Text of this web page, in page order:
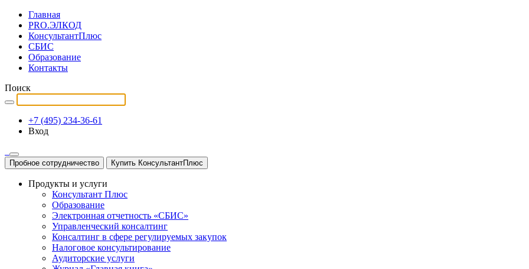
Главная
PRO.ЭЛКОД
КонсультантПлюс
СБИС
Образование
Контакты
Поиск
+7 (495) 234-36-61
Вход
Пробное сотрудничество Купить КонсультантПлюс
Продукты и услуги
Консультант Плюс
Образование
Электронная отчетность «СБИС»
Управленческий консалтинг
Консалтинг в сфере регулируемых закупок
Налоговое консультирование
Аудиторские услуги